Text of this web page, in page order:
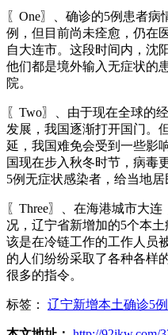
〖One〗、确诊的5例患者
例，但目前尚未痊愈，仍在
自大连市。这段时间内，沈
他们都是境外输入无症状的
院。
〖Two〗、由于现在全球的
发展，我国逐渐打开国门。
延，我国难免会受到一些影
国现在步入秋冬时节，病毒
5例无症状感染者，给当地居
〖Three〗、在海港城市大
况，辽宁省新增加的5个本
该是在冷链工作的工作人员
的人们纷纷采取了各种各样
很多的指令。
标签： 辽宁新增本土确诊5例